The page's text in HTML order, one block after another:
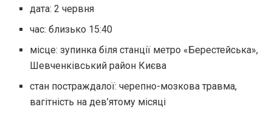
дата: 2 червня
час: близько 15:40
місце: зупинка біля станції метро «Берестейська»,
Шевченківський район Києва
стан постраждалої: черепно-мозкова травма,
вагітність на дев’ятому місяці